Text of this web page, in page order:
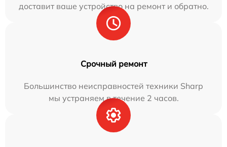
доставит ваше устройство на ремонт и обратно.
Срочный ремонт
Большинство неисправностей техники Sharp
мы устраняем в течение 2 часов.